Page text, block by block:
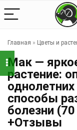
Главная » Цветы и
Мак —
растение:
способы
болезни
+Отзывы